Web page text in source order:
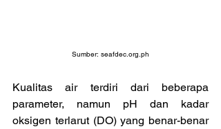
Sumber: seafdec.org.ph
Kualitas air terdiri dari beberapa
parameter, namun pH dan kadar
oksigen terlarut (DO) yang benar-benar